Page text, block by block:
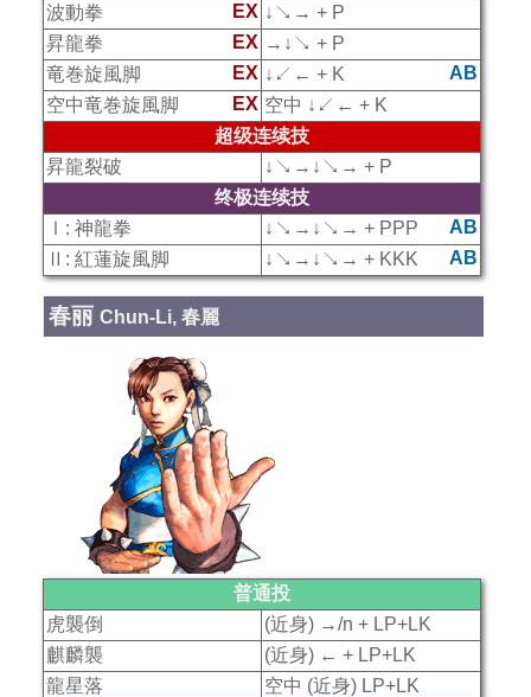
EX
波動拳
↓↘→ + P
EX
昇龍拳
→↓↘ + P
EX
竜巻旋風脚 AB
↓↙← + K
EX
空中竜巻旋風脚
空中 ↓↙← + K
超级连续技
昇龍裂破
↓↘→↓↘→ + P
终极连续技
Ⅰ: 神龍拳
AB
↓↘→↓↘→ + PPP
Ⅱ: 紅蓮旋風脚
AB
↓↘→↓↘→ + KKK
春丽 Chun-Li, 春麗
普通投
虎襲倒
(近身) →/n + LP+LK
麒麟襲
(近身) ← + LP+LK
龍星落
空中 (近身) LP+LK